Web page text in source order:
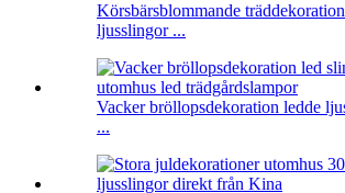
Körsbärsblommande
ljusslingor ...
Vacker bröllopsdekoration ledde
...